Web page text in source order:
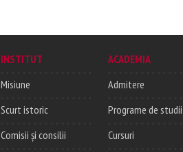
INSTITUT
Misiune
Scurt istoric
Comisii și consilii
ACADEMIA
Admitere
Programe de studii
Cursuri